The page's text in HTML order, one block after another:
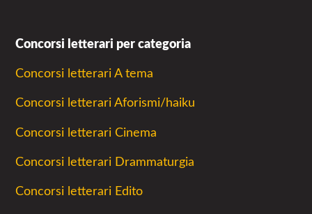
Concorsi letterari per categoria
Concorsi letterari A tema
Concorsi letterari Aforismi/haiku
Concorsi letterari Cinema
Concorsi letterari Drammaturgia
Concorsi letterari Edito